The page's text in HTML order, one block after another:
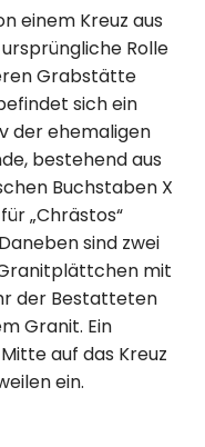
einem Kreuz aus
Rolle
Grabstätte
sich ein
der ehemaligen
bestehend aus
Buchstaben X
„Chrästos“
sind zwei
mit
der Bestatteten
Granit. Ein
auf das Kreuz
ein.